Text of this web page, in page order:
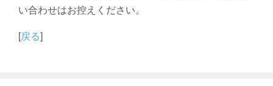
い合わせはお控えください。
[戻る]